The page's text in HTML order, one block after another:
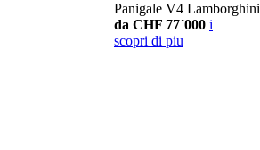
Panigale V4 Lamborghini
da CHF 77´000 i
scopri di piu